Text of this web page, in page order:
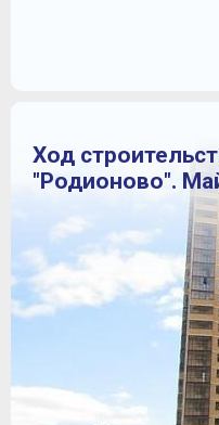
Ход
"Родионово".